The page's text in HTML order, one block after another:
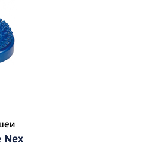
Nex